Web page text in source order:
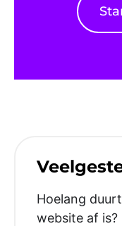
Hoelang
website af is?